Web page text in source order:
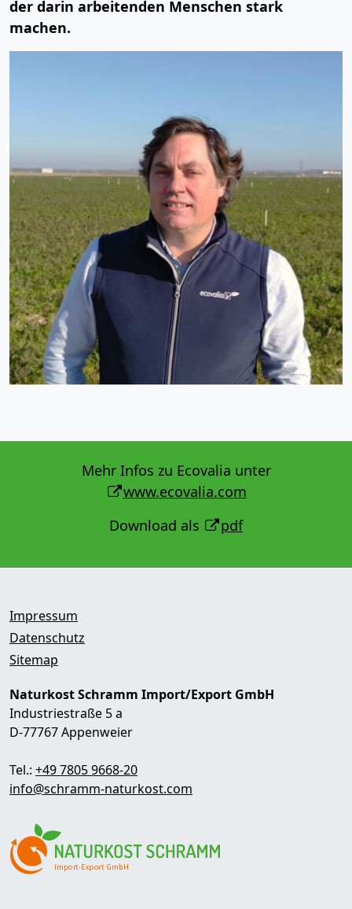
der darin arbeitenden Menschen stark
machen.
Mehr Infos zu Ecovalia unter
www.ecovalia.com
Download als
pdf
Impressum
Datenschutz
Sitemap
Naturkost Schramm Import/Export GmbH
Industriestraße 5 a
D-77767 Appenweier
Tel.: +49 7805 9668-20
info@schramm-naturkost.com